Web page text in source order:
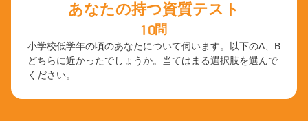
あなたの持つ資質テスト
問
小学校低学年の頃のあなたについて伺います。以下のA、B
どちらに近かったでしょうか。当てはまる選択肢を選んで
ください。